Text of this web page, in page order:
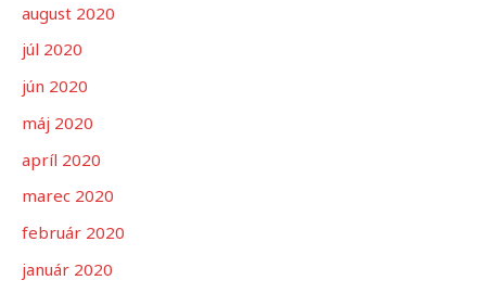
august 2020
júl 2020
jún 2020
máj 2020
apríl 2020
marec 2020
február 2020
január 2020